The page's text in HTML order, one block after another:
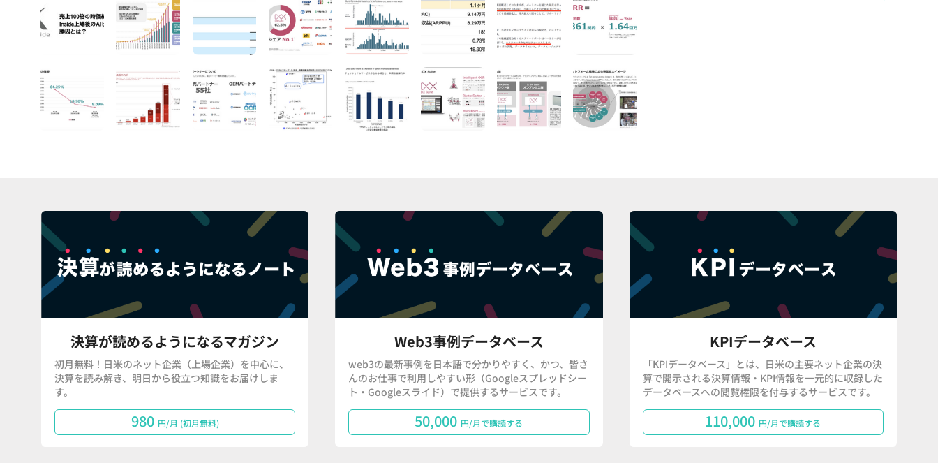
決算が読めるようになるマガジン
初月無料！日米のネット企業（上場企業）を中心に、
決算を読み解き、明日から役立つ知識をお届けしま
す。
980 円/月 (初月無料)
Web3事例データベース
web3の最新事例を日本語で分かりやすく、かつ、皆さ
んのお仕事で利用しやすい形（Googleスプレッドシー
ト・Googleスライド）で提供するサービスです。
50,000 円/月で購読する
KPIデータベース
「KPIデータベース」とは、日米の主要ネット企業の決
算で開示される決算情報・KPI情報を一元的に収録した
データベースへの閲覧権限を付与するサービスです。
110,000 円/月で購読する